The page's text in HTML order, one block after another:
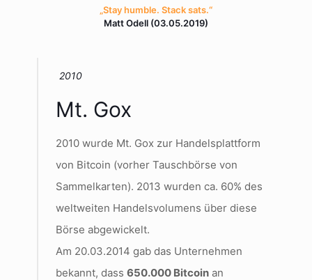
„Stay humble. Stack sats.“
Matt Odell (03.05.2019)
2010
Mt. Gox
2010 wurde Mt. Gox zur Handelsplattform
von Bitcoin (vorher Tauschbörse von
Sammelkarten). 2013 wurden ca. 60% des
weltweiten Handelsvolumens über diese
Börse abgewickelt.
Am 20.03.2014 gab das Unternehmen
bekannt, dass 650.000 Bitcoin an